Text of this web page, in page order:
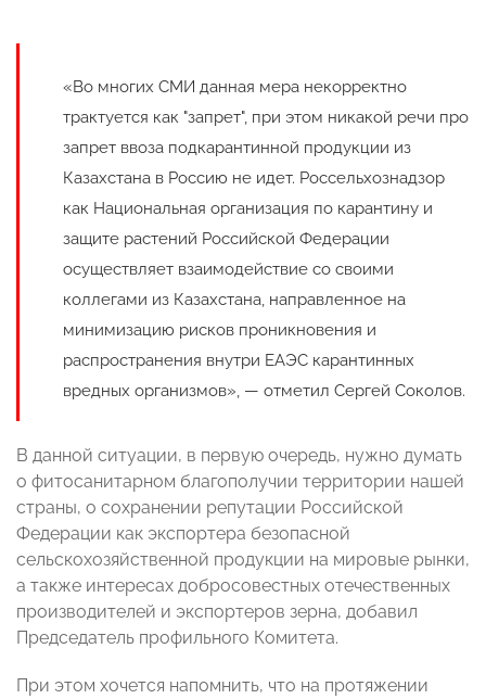
«Во многих СМИ данная мера некорректно
трактуется как "запрет", при этом никакой речи про
запрет ввоза подкарантинной продукции из
Казахстана в Россию не идет. Россельхознадзор
как Национальная организация по карантину и
защите растений Российской Федерации
осуществляет взаимодействие со своими
коллегами из Казахстана, направленное на
минимизацию рисков проникновения и
распространения внутри ЕАЭС карантинных
вредных организмов», — отметил Сергей Соколов.
В данной ситуации, в первую очередь, нужно думать
о фитосанитарном благополучии территории нашей
страны, о сохранении репутации Российской
Федерации как экспортера безопасной
сельскохозяйственной продукции на мировые рынки,
а также интересах добросовестных отечественных
производителей и экспортеров зерна, добавил
Председатель профильного Комитета.
При этом хочется напомнить, что на протяжении